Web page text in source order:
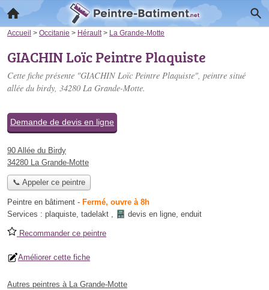
Accueil > Occitanie > Hérault > La Grande-Motte
GIACHIN Loïc Peintre Plaquiste
Cette fiche présente "GIACHIN Loïc Peintre Plaquiste", peintre situé
allée du birdy, 34280 La Grande-Motte.
Demande de devis en ligne
90 Allée du Birdy
34280 La Grande-Motte
📞 Appeler ce peintre
Peintre en bâtiment - Fermé, ouvre à 8h
Services : plaquiste, tadelakt , devis en ligne, enduit
Recommander ce peintre
Améliorer cette fiche
Autres peintres à La Grande-Motte